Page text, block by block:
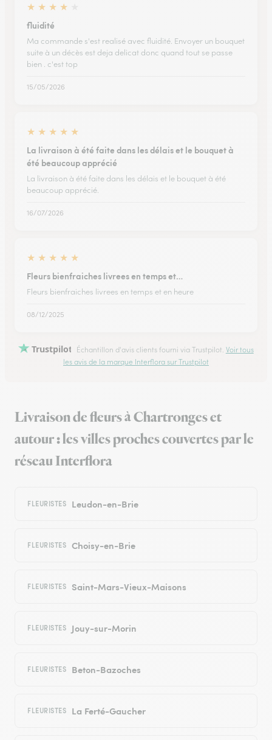
★ ★ ★ ★
fluidité
Ma commande s'est realisé avec fluidité. Envoyer un bouquet
suite à un décès est deja delicat donc quand tout se passe
bien . c'est top
15/05/2026
★ ★ ★ ★ ★
La livraison à été faite dans les délais et le bouquet à
été beaucoup apprécié
La livraison à été faite dans les délais et le bouquet à été
beaucoup apprécié.
16/07/2026
★ ★ ★ ★ ★
Fleurs bienfraiches livrees en temps et…
Fleurs bienfraiches livrees en temps et en heure
08/12/2025
Trustpilot Échantillon d'avis clients fourni via Trustpilot. Voir tous
les avis de la marque Interflora sur Trustpilot
Livraison de fleurs à Chartronges et
autour : les villes proches couvertes par le
réseau Interflora
FLEURISTES Leudon-en-Brie
FLEURISTES Choisy-en-Brie
FLEURISTES Saint-Mars-Vieux-Maisons
FLEURISTES Jouy-sur-Morin
FLEURISTES Beton-Bazoches
FLEURISTES La Ferté-Gaucher